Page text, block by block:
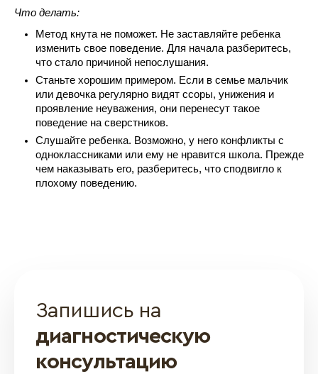
Что делать:
Метод кнута не поможет. Не заставляйте ребенка
изменить свое поведение. Для начала разберитесь,
что стало причиной непослушания.
Станьте хорошим примером. Если в семье мальчик
или девочка регулярно видят ссоры, унижения и
проявление неуважения, они перенесут такое
поведение на сверстников.
Слушайте ребенка. Возможно, у него конфликты с
одноклассниками или ему не нравится школа. Прежде
чем наказывать его, разберитесь, что сподвигло к
плохому поведению.
Запишись на
диагностическую
консультацию